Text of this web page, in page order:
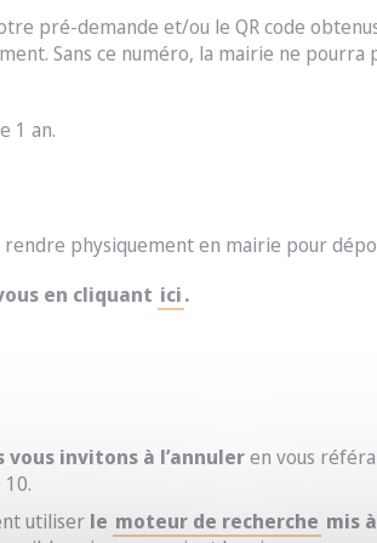
pré-demande et/ou le QR code
Sans ce numéro, la mairie ne
1 an.
physiquement en mairie pour
en cliquant ici.
vous invitons à l’annuleren vous
utiliser le moteur de recherche mis